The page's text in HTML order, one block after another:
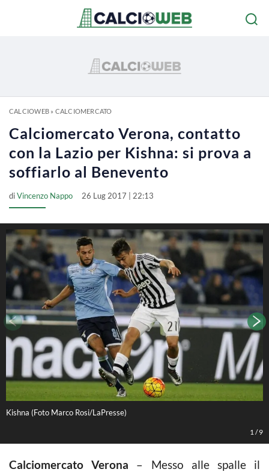
CALCIOWEB» CALCIOMERCATO
Calciomercato Verona, contatto
con la Lazio per Kishna: si prova a
soffiarlo al Benevento
diVincenzo Nappo 26 Lug 2017 | 22:13
Kishna (Foto Marco Rosi/LaPresse)
1 /9
Calciomercato Verona – Messo alle spalle il